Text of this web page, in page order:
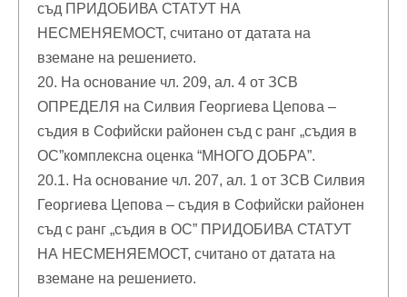
съд ПРИДОБИВА СТАТУТ НА
НЕСМЕНЯЕМОСТ, считано от датата на
вземане на решението.
20. На основание чл. 209, ал. 4 от ЗСВ
ОПРЕДЕЛЯ на Силвия Георгиева Цепова –
съдия в Софийски районен съд с ранг „съдия в
ОС”комплексна оценка “МНОГО ДОБРА”.
20.1. На основание чл. 207, ал. 1 от ЗСВ Силвия
Георгиева Цепова – съдия в Софийски районен
съд с ранг „съдия в ОС” ПРИДОБИВА СТАТУТ
НА НЕСМЕНЯЕМОСТ, считано от датата на
вземане на решението.